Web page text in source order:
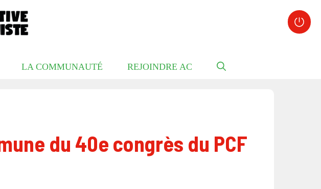
LA COMMUNAUTÉ REJOINDRE AC
du 40e congrès du PCF